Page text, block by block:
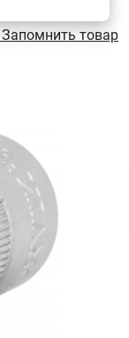
Запомнить товар